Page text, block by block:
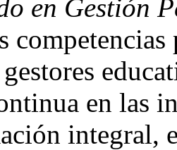
en Gestión
en las
integral,